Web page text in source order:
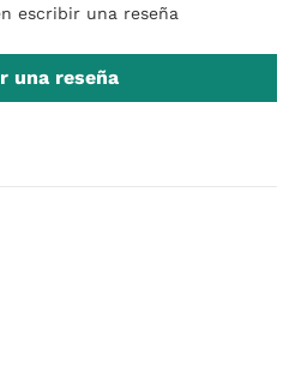
escribir una reseña
una reseña